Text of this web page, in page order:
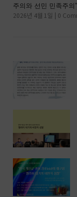
주의와 선민 민족주
2026년 4월 1일 0